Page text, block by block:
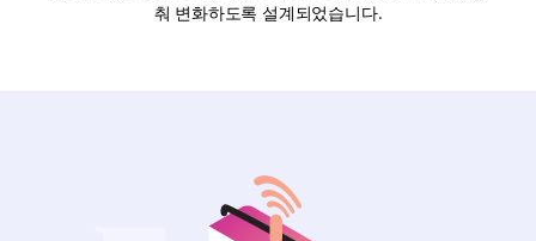
춰 변화하도록 설계되었습니다.